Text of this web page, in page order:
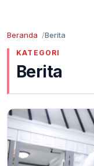
Beranda Berita
KATEGORI
Berita